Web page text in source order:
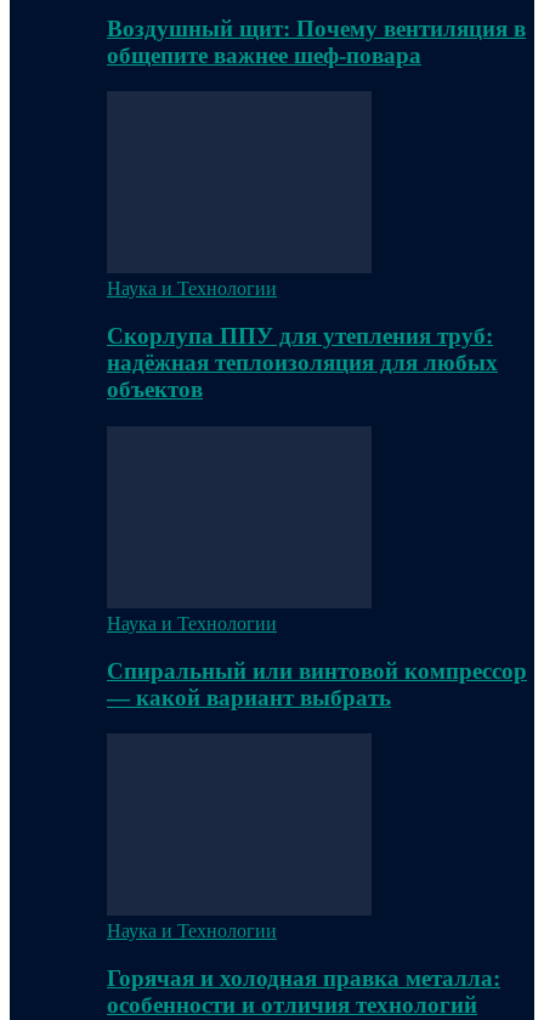
Воздушный щит: Почему вентиляция в
общепите важнее шеф-повара
Наука и Технологии
Скорлупа ППУ для утепления труб:
надёжная теплоизоляция для любых
объектов
Наука и Технологии
Спиральный или винтовой компрессор
— какой вариант выбрать
Наука и Технологии
Горячая и холодная правка металла:
особенности и отличия технологий